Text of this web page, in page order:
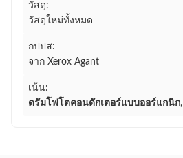
วัสดุ:
วัสดุใหม่ทั้งหมด
กปปส:
จาก Xerox Agant
เน้น:
ดรัมโฟโตคอนดักเตอร์แบบออร์แกนิก,